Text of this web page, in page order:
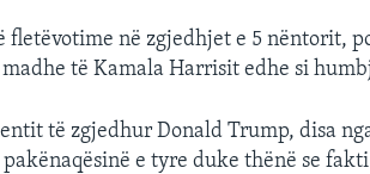
fletëvotime në zgjedhjet e 5 nëntorit,
të Kamala Harrisit edhe si
të zgjedhur Donald Trump, disa
e tyre duke thënë se